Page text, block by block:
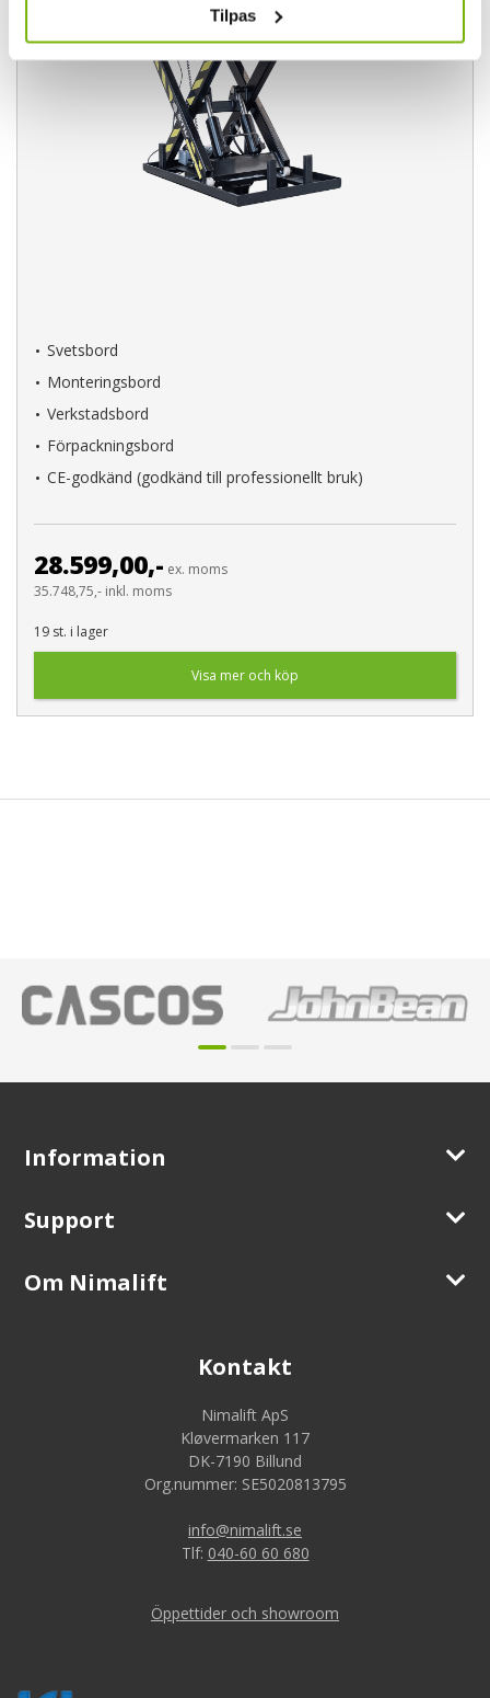
Tilpas
Svetsbord
Monteringsbord
Verkstadsbord
Förpackningsbord
CE-godkänd (godkänd till professionellt bruk)
28.599,00,- ex. moms
35.748,75,- inkl. moms
19 st. i lager
Visa mer och köp
Information
Support
Om Nimalift
Kontakt
Nimalift ApS
Kløvermarken 117
DK-7190 Billund
Org.nummer: SE5020813795
info@nimalift.se
Tlf: 040-60 60 680
Öppettider och showroom